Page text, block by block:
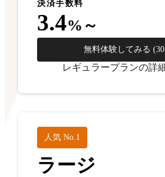
決済手数料
3.4%～
無料体験してみる
レギュラープランの詳
人気 No.1
ラージ